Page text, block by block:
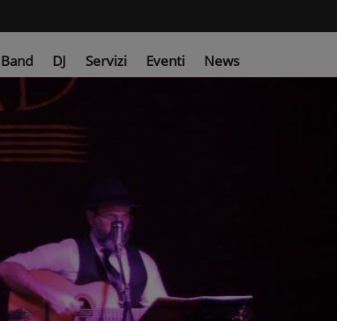
Band DJ Servizi Eventi News